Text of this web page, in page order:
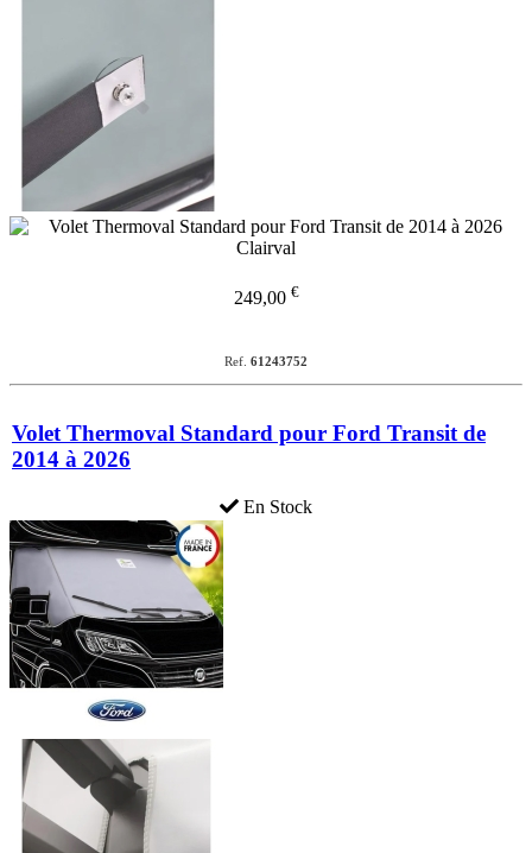
249,00 €
Ref. 61243752
Volet Thermoval Standard pour Ford Transit de
2014 à 2026
En Stock